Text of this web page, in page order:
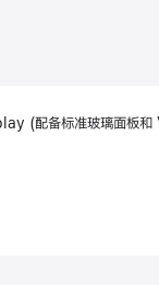
(配备标准玻璃面板和